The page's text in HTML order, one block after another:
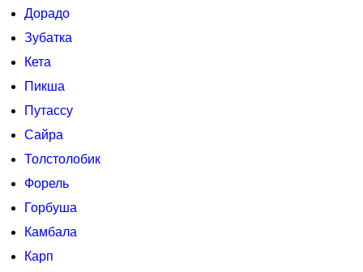
Дорадо
Зубатка
Кета
Пикша
Путассу
Сайра
Толстолобик
Форель
Горбуша
Камбала
Карп